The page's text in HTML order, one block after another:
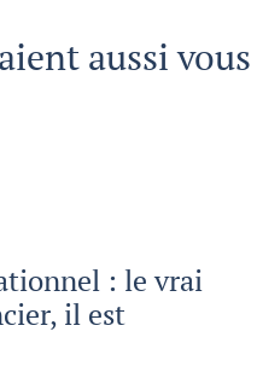
aussi vous
: le vrai
il est